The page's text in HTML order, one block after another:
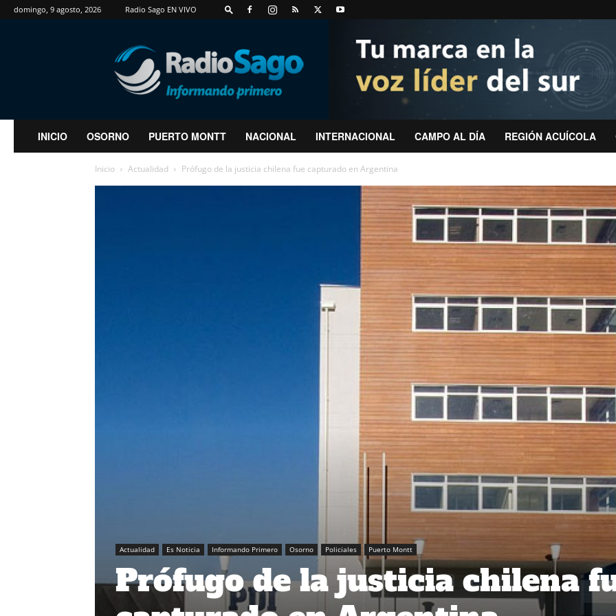
domingo, 9 agosto, 2026 Radio Sago EN VIVO
RadioSago
INICIO OSORNO PUERTO MONTT NACIONAL INTERNACIONAL CAMPO AL DÍA REGIÓN ACUÍCOLA
Inicio Actualidad Prófugo de la justicia chilena fue capturado en Argentina
Actualidad Es Noticia Informando Primero Osorno Policiales Puerto Montt
Prófugo de la justicia chilena